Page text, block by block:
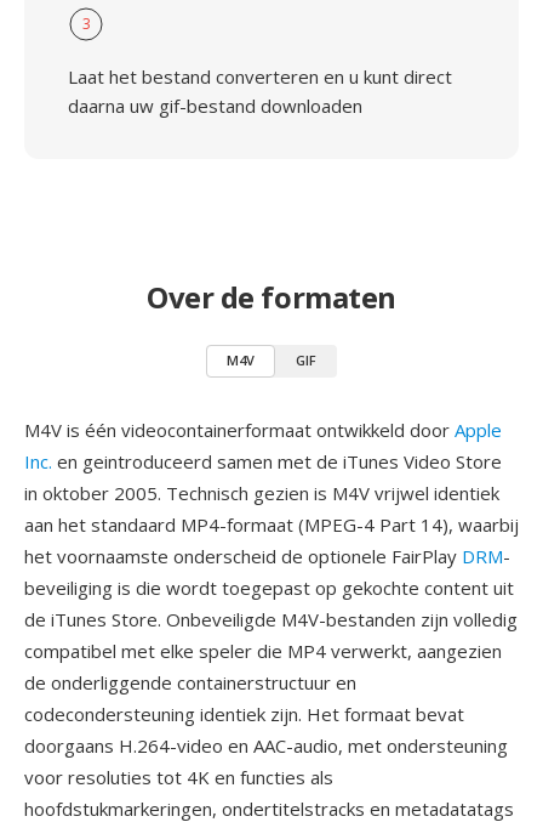
3
Laat het bestand converteren en u kunt direct
daarna uw gif-bestand downloaden
Over de formaten
M4V GIF
M4V is één videocontainerformaat ontwikkeld door Apple
Inc. en geintroduceerd samen met de iTunes Video Store
in oktober 2005. Technisch gezien is M4V vrijwel identiek
aan het standaard MP4-formaat (MPEG-4 Part 14), waarbij
het voornaamste onderscheid de optionele FairPlay DRM-
beveiliging is die wordt toegepast op gekochte content uit
de iTunes Store. Onbeveiligde M4V-bestanden zijn volledig
compatibel met elke speler die MP4 verwerkt, aangezien
de onderliggende containerstructuur en
codecondersteuning identiek zijn. Het formaat bevat
doorgaans H.264-video en AAC-audio, met ondersteuning
voor resoluties tot 4K en functies als
hoofdstukmarkeringen, ondertitelstracks en metadatatags